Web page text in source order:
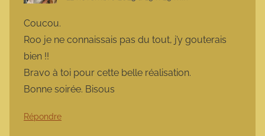
Coucou.
Roo je ne connaissais pas du tout, j’y gouterais
bien !!
Bravo à toi pour cette belle réalisation.
Bonne soirée. Bisous
Répondre